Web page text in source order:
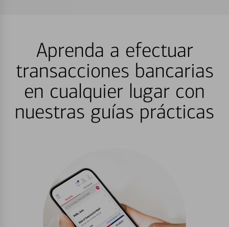
Aprenda a efectuar
transacciones bancarias
en cualquier lugar con
nuestras guías prácticas